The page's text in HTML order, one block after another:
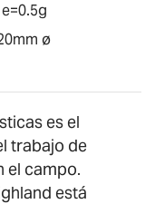
ø
es el
trabajo de
el campo.
está